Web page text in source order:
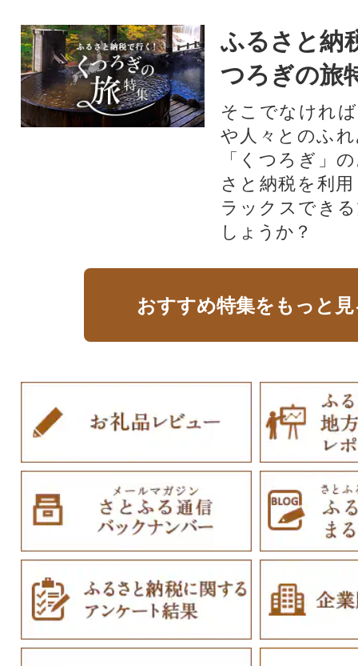
ふるさと納
つろぎの旅
そこでなけれ
や人々とのふ
「くつろぎ」
さと納税を利
ラックスでき
しょうか？
おすすめ特集をもっと